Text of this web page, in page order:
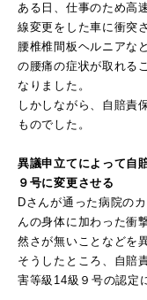
ある日、仕事のため高
線変更をした車に衝突
腰椎椎間板ヘルニアな
の腰痛の症状が取れる
なりました。
しかしながら、自賠責
ものでした。
異議申立てによって自
９号に変更させる
Dさんが通った病院の
んの身体に加わった衝
然さが無いことなどを
そうしたところ、自賠
害等級14級９号の認定